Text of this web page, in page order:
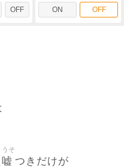
OFF ON OFF
嘘
うそ
つきだけが